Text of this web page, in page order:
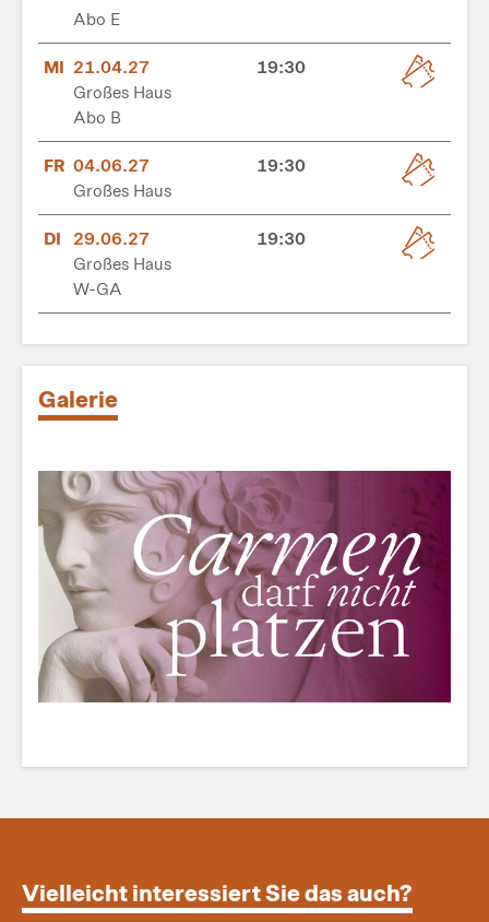
Abo E
MI 21.04.27
19:30
Großes Haus
Abo B
FR 04.06.27
19:30
Großes Haus
DI 29.06.27
19:30
Großes Haus
W-GA
Galerie
Vielleicht interessiert Sie das auch?